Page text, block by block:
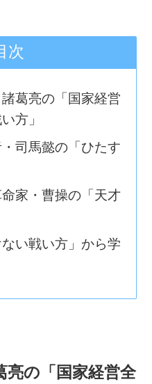
次
葛亮の「国家経営
方」
司馬懿の「ひたす
家・曹操の「天才
い戦い方」から学
亮の「国家経営全